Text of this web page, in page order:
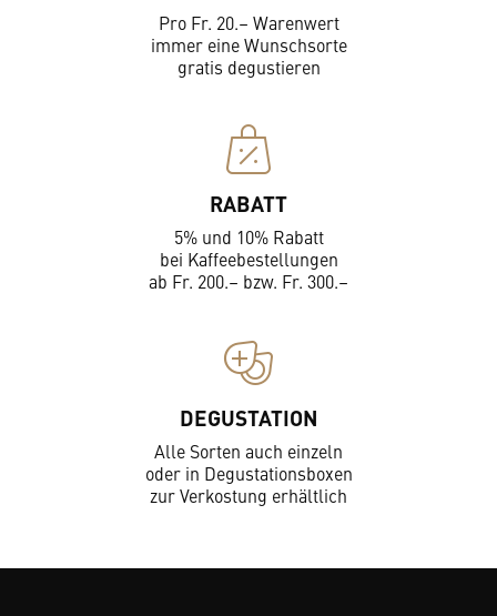
Pro Fr. 20.– Warenwert
immer eine Wunschsorte
gratis degustieren
RABATT
5% und 10% Rabatt
bei Kaffeebestellungen
ab Fr. 200.– bzw. Fr. 300.–
DEGUSTATION
Alle Sorten auch einzeln
oder in Degustationsboxen
zur Verkostung erhältlich